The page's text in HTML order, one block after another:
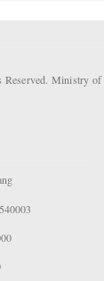
Ministry